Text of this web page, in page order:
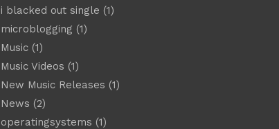
i blacked out single (1)
microblogging (1)
Music(1)
Music Videos (1)
New Music Releases (1)
News (2)
operatingsystems (1)